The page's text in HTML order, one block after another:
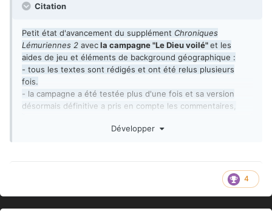
Citation
Petit état d'avancement du supplément Chroniques
Lémuriennes 2 avecla campagne "Le Dieu voilé"et les
aides de jeu et éléments de background géographique :
- tous les textes sont rédigés et ont été relus plusieurs
fois.
- la campagne a été testée plus d'une fois et sa version
désormais définitive a pris en compte les commentaires,
- la maquette textes est prête.
- il restera ensuite à effectuer les ultimes relectures de la
Développer
4